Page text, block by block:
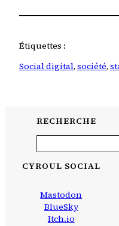
Étiquettes :
Social digital, société,
RECHERCHE
CYROUL SOCIAL
Mastodon
BlueSky
Itch.io